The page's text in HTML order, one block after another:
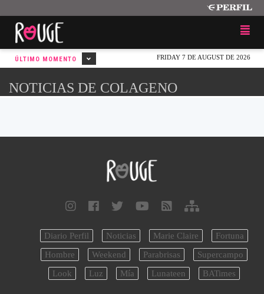
FRIDAY 7 DE AUGUST DE 2026
ÚLTIMO MOMENTO
NOTICIAS DE COLAGENO
Diario Perfil Noticias Marie Claire
Fortuna
Hombre
Weekend Parabrisas
Supercampo
Look
Luz Mía Lunateen BATimes